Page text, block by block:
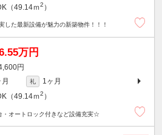
（49.14ｍ2 ）
した最新設備が魅力の新築物件！！！
万円
円
礼
1ヶ月
（49.14ｍ2 ）
・オートロック付きなど設備充実☆